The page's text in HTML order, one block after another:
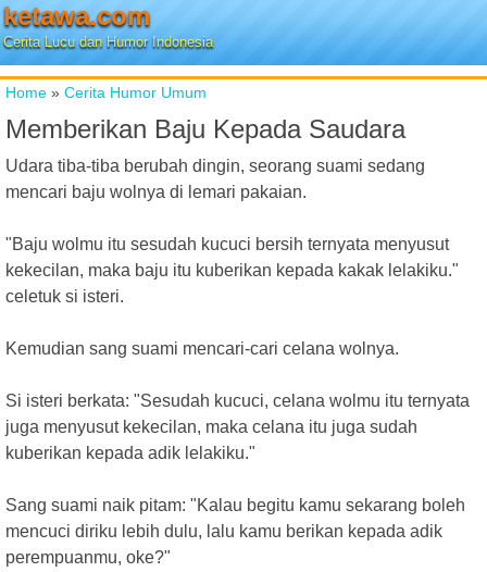
ketawa.com
Cerita Lucu dan Humor Indonesia
Home » Cerita Humor Umum
Memberikan Baju Kepada Saudara
Udara tiba-tiba berubah dingin, seorang suami sedang
mencari baju wolnya di lemari pakaian.
"Baju wolmu itu sesudah kucuci bersih ternyata menyusut
kekecilan, maka baju itu kuberikan kepada kakak lelakiku."
celetuk si isteri.
Kemudian sang suami mencari-cari celana wolnya.
Si isteri berkata: "Sesudah kucuci, celana wolmu itu ternyata
juga menyusut kekecilan, maka celana itu juga sudah
kuberikan kepada adik lelakiku."
Sang suami naik pitam: "Kalau begitu kamu sekarang boleh
mencuci diriku lebih dulu, lalu kamu berikan kepada adik
perempuanmu, oke?"